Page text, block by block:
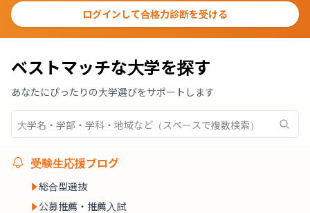
ログインして合格力診断を受ける
ベストマッチな大学を探す
あなたにぴったりの大学選びをサポートします
受験生応援ブログ
総合型選抜
公募推薦・推薦入試